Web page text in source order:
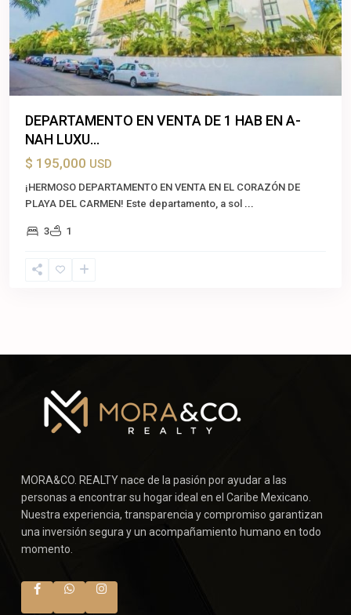
DEPARTAMENTO EN VENTA DE 1 HAB EN A-
NAH LUXU...
$ 195,000 USD
¡HERMOSO DEPARTAMENTO EN VENTA EN EL CORAZÓN DE
PLAYA DEL CARMEN! Este departamento, a sol ...
3 1
MORA&CO. REALTY nace de la pasión por ayudar a las
personas a encontrar su hogar ideal en el Caribe Mexicano.
Nuestra experiencia, transparencia y compromiso garantizan
una inversión segura y un acompañamiento humano en todo
momento.